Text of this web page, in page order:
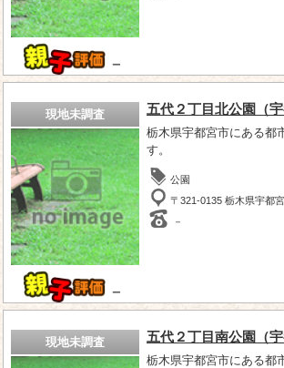
－
現地未調査
－
五代２丁目北公園（宇
栃木県宇都宮市にある都
す。
公園
〒321-0135 栃木県宇都
－
現地未調査 五代２丁目南公園（宇
栃木県宇都宮市にある都